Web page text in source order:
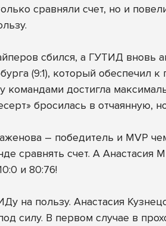
сравняли счет, но и
сбился, а ГУТИД вновь
(9:1), который обеспечил
командами достигла
бросилась в отчаянную,
– победитель и MVP
сравнять счет. А
и 80:76!
на пользу. Анастасия
силу. В первом случае в